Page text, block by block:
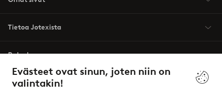
Evästeet ovat sinun, joten niin on
valintakin!
Tietoa Jotexista
Palvelumme
Ehdot